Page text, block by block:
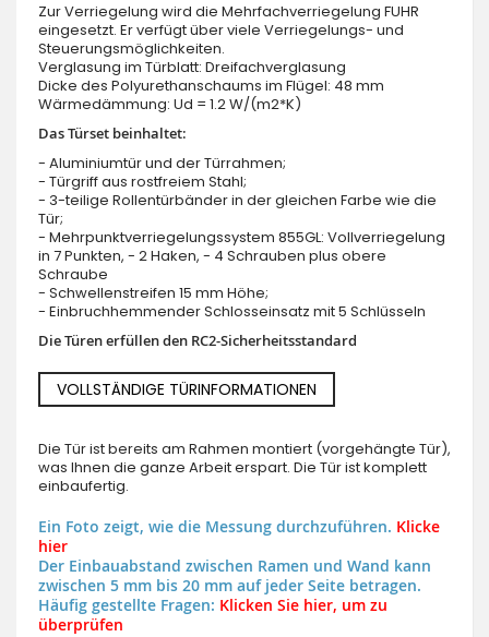
Zur Verriegelung wird die Mehrfachverriegelung FUHR
eingesetzt. Er verfügt über viele Verriegelungs- und
Steuerungsmöglichkeiten.
Verglasung im Türblatt: Dreifachverglasung
Dicke des Polyurethanschaums im Flügel: 48 mm
Wärmedämmung: Ud = 1.2 W/(m2*K)
Das Türset beinhaltet:
- Aluminiumtür und der Türrahmen;
- Türgriff aus rostfreiem Stahl;
- 3-teilige Rollentürbänder in der gleichen Farbe wie die
Tür;
- Mehrpunktverriegelungssystem 855GL: Vollverriegelung
in 7 Punkten, - 2 Haken, - 4 Schrauben plus obere
Schraube
- Schwellenstreifen 15 mm Höhe;
- Einbruchhemmender Schlosseinsatz mit 5 Schlüsseln
Die Türen erfüllen den RC2-Sicherheitsstandard
VOLLSTÄNDIGE TÜRINFORMATIONEN
Die Tür ist bereits am Rahmen montiert (vorgehängte Tür),
was Ihnen die ganze Arbeit erspart. Die Tür ist komplett
einbaufertig.
Ein Foto zeigt, wie die Messung durchzuführen. Klicke
hier
Der Einbauabstand zwischen Ramen und Wand kann
zwischen 5 mm bis 20 mm auf jeder Seite betragen.
Häufig gestellte Fragen: Klicken Sie hier, um zu
überprüfen